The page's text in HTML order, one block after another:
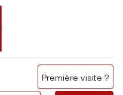
Première visite ?